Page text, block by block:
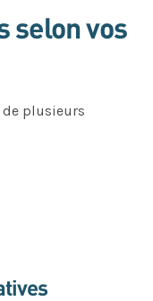
selon vos
de plusieurs